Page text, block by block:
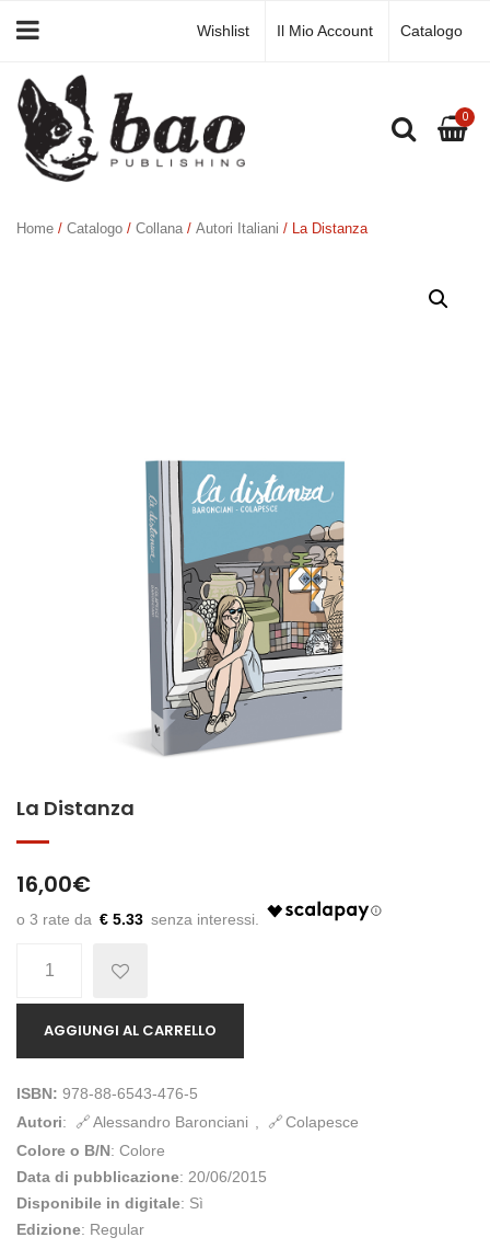
Wishlist Il Mio Account Catalogo
0
Home / Catalogo / Collana / Autori Italiani / La Distanza
La Distanza
16,00€
€ 5.33
AGGIUNGI AL CARRELLO
ISBN: 978-88-6543-476-5
Autori: Alessandro Baronciani ,
Colapesce
Colore o B/N: Colore
Data di pubblicazione: 20/06/2015
Disponibile in digitale: Sì
Edizione: Regular